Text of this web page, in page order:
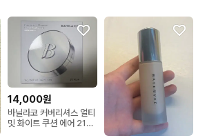
14,000원
바닐라코 커버리셔스 얼티
밋 화이트 쿠션 에어 21C